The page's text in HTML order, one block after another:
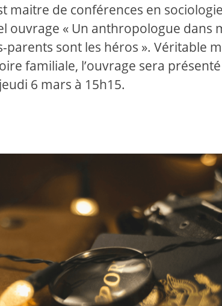
maitre de conférences en
ouvrage « Un anthropologue dans
sont les héros ». Véritable
familiale, l’ouvrage sera présenté
6 mars à 15h15.